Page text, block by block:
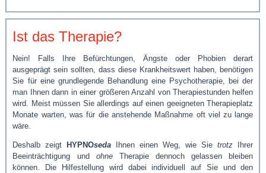
Ist das Therapie?
Nein! Falls Ihre Befürchtungen, Ängste oder Phobien derart
ausgeprägt sein sollten, dass diese Krankheitswert haben, benötigen
Sie für eine grundlegende Behandlung eine Psychotherapie, bei der
man Ihnen dann in einer größeren Anzahl von Therapiestunden helfen
wird. Meist müssen Sie allerdings auf einen geeigneten Therapieplatz
Monate warten, was für die anstehende Maßnahme oft viel zu lange
wäre.
Deshalb zeigt HYPNOseda Ihnen einen Weg, wie Sietrotz Ihrer
Beeinträchtigung und ohneTherapie dennoch gelassen bleiben
können. Die Hilfestellung wird dabei individuell auf Sie und den